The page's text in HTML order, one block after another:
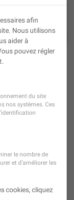
afin
Nous utilisons
aider à
pouvez régler
du site
nos systèmes. Ces
le nombre de
et d’améliorer les
cookies, cliquez
Calendriers
!
de vos meilleurs
pour garder vos
venir les chercher
photo de grande